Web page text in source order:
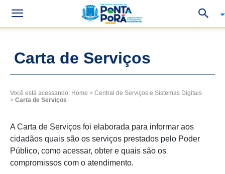
Carta de Serviços
Você está acessando: Home > Central de Serviços e Sistemas Digitais
> Carta de Serviços
A Carta de Serviços foi elaborada para informar aos
cidadãos quais são os serviços prestados pelo Poder
Público, como acessar, obter e quais são os
compromissos com o atendimento.